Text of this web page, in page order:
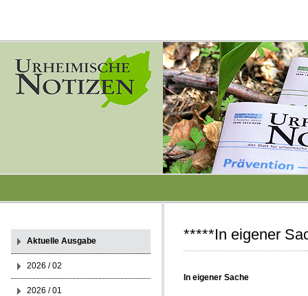
*****In eigener
In eigener Sache
Aktuelle Ausgabe
2026 / 02
2026 / 01